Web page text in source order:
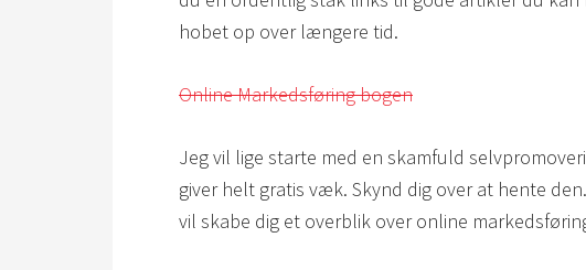
hobet op over længere tid.
Online Markedsføring bogen
Jeg vil lige starte med en skamfuld
giver helt gratis væk. Skynd dig over at hente
vil skabe dig et overblik over online